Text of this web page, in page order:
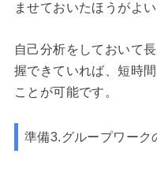
ませておいたほうがよい
自己分析をしておいて
握できていれば、短時
ことが可能です。
準備3.グループワーク